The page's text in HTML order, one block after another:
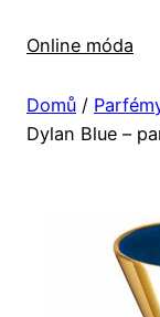
Online móda
Domů /
Dylan Blue –